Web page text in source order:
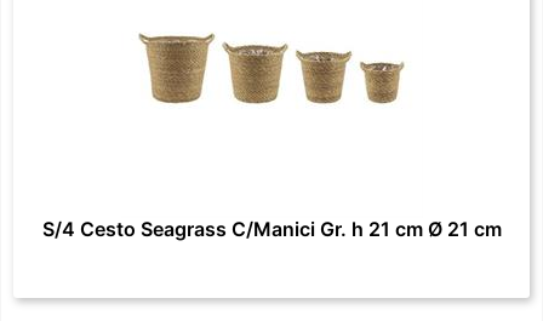
S/4 Cesto Seagrass C/Manici Gr. h 21 cm Ø 21 cm